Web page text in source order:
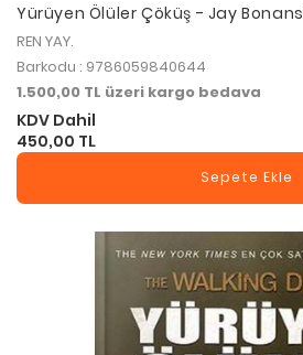
Yürüyen Ölüler Çöküş - Jay
REN YAY.
Barkodu : 9786059840644
1.500,00 TL üzeri kargo bedava
KDV Dahil
450,00 TL
Sepete Ekle